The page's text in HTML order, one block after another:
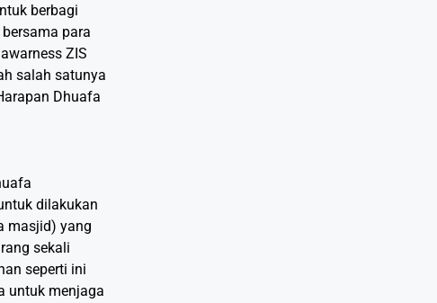
berbagi
para
ZIS
salah satunya
Dhuafa
dilakukan
masjid) yang
sekali
seperti ini
untuk menjaga